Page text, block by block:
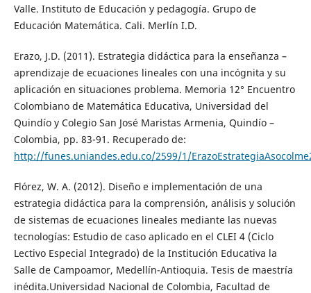
Valle. Instituto de Educación y pedagogía. Grupo de
Educación Matemática. Cali. Merlín I.D.
Erazo, J.D. (2011). Estrategia didáctica para la enseñanza –
aprendizaje de ecuaciones lineales con una incógnita y su
aplicación en situaciones problema. Memoria 12° Encuentro
Colombiano de Matemática Educativa, Universidad del
Quindío y Colegio San José Maristas Armenia, Quindío –
Colombia, pp. 83-91. Recuperado de:
http://funes.uniandes.edu.co/2599/1/
Flórez, W. A. (2012). Diseño e implementación de una
estrategia didáctica para la comprensión, análisis y solución
de sistemas de ecuaciones lineales mediante las nuevas
tecnologías: Estudio de caso aplicado en el CLEI 4 (Ciclo
Lectivo Especial Integrado) de la Institución Educativa la
Salle de Campoamor, Medellín-Antioquia. Tesis de maestría
inédita.Universidad Nacional de Colombia, Facultad de